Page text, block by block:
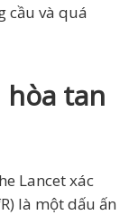
cầu và quá
tan
Lancet xác
là một dấu ấn